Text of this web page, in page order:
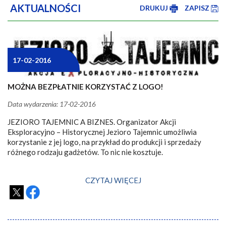
AKTUALNOŚCI DRUKUJ ZAPISZ
17-02-2016
MOŻNA BEZPŁATNIE KORZYSTAĆ Z LOGO!
Data wydarzenia: 17-02-2016
JEZIORO TAJEMNIC A BIZNES. Organizator Akcji
Eksploracyjno – Historycznej Jezioro Tajemnic umożliwia
korzystanie z jej logo, na przykład do produkcji i sprzedaży
różnego rodzaju gadżetów. To nic nie kosztuje.
CZYTAJ WIĘCEJ